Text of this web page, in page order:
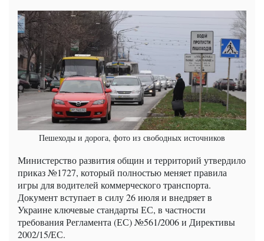
Пешеходы и дорога, фото из свободных источников
Министерство развития общин и территорий утвердило
приказ №1727, который полностью меняет правила
игры для водителей коммерческого транспорта.
Документ вступает в силу 26 июля и внедряет в
Украине ключевые стандарты ЕС, в частности
требования Регламента (ЕС) №561/2006 и Директивы
2002/15/ЕС.